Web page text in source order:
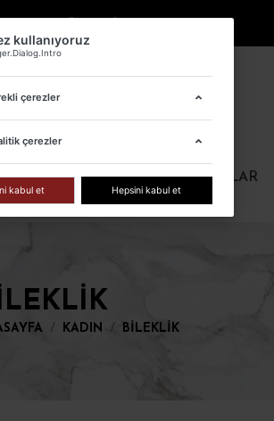
FIRSAT ÜRÜNLERI ÇOK SATANLAR
KADIN BILEKLIK
Gerekli
Analitik